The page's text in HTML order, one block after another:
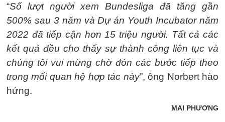
“Số lượt người xem Bundesliga đã tăng gần
500% sau 3 năm và Dự án Youth Incubator năm
2022 đã tiếp cận hơn 15 triệu người. Tất cả các
kết quả đều cho thấy sự thành công liên tục và
chúng tôi vui mừng chờ đón các bước tiếp theo
trong mối quan hệ hợp tác này”, ông Norbert hào
hứng.
MAI PHƯƠNG